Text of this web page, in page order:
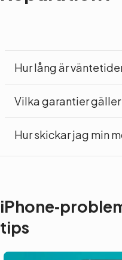
Hur lång är
Vilka garantier
Hur skickar jag min
tips